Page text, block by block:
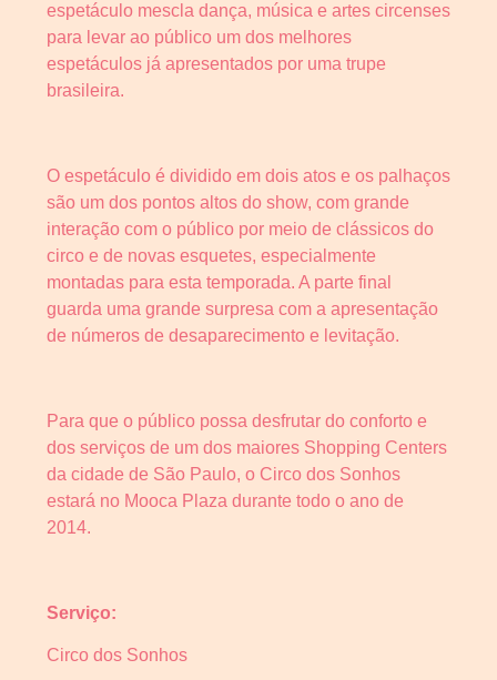
espetáculo mescla dança, música e artes circenses
para levar ao público um dos melhores
espetáculos já apresentados por uma trupe
brasileira.
O espetáculo é dividido em dois atos e os palhaços
são um dos pontos altos do show, com grande
interação com o público por meio de clássicos do
circo e de novas esquetes, especialmente
montadas para esta temporada. A parte final
guarda uma grande surpresa com a apresentação
de números de desaparecimento e levitação.
Para que o público possa desfrutar do conforto e
dos serviços de um dos maiores Shopping Centers
da cidade de São Paulo, o Circo dos Sonhos
estará no Mooca Plaza durante todo o ano de
2014.
Serviço:
Circo dos Sonhos